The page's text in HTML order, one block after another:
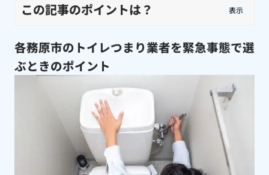
この記事のポイントは？ 表示
各務原市のトイレつまり業者を緊急事態で選
ぶときのポイント